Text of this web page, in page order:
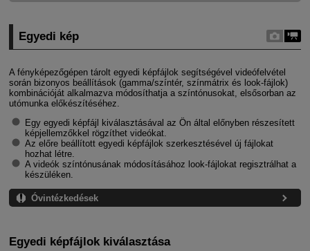
Egyedi kép
A fényképezőgépen tárolt egyedi képfájlok segítségével videófelvétel
során bizonyos beállítások (gamma/színtér, színmátrix és look-fájlok)
kombinációját alkalmazva módosíthatja a színtónusokat, elsősorban az
utómunka előkészítéséhez.
Egy egyedi képfájl kiválasztásával az Ön által előnyben részesített
képjellemzőkkel rögzíthet videókat.
Az előre beállított egyedi képfájlok szerkesztésével új fájlokat
hozhat létre.
A videók színtónusának módosításához look-fájlokat regisztrálhat a
készüléken.
Óvintézkedések
Egyedi képfájlok kiválasztása